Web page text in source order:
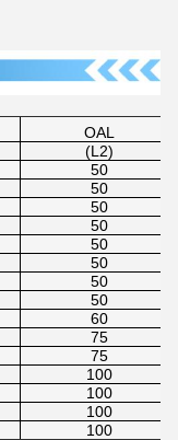
OAL
(L2)
50
50
50
50
50
50
50
50
60
75
75
100
100
100
100